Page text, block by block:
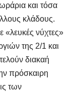
και τόσα
κλάδους.
«λευκές νύχτες»
της 2/1 και
διακαή
πρόσκαιρη
των